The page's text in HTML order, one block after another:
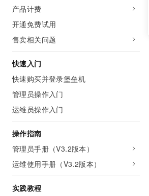
产品计费
开通免费试用
售卖相关问题
快速入门
快速购买并登录堡垒机
管理员操作入门
运维员操作入门
操作指南
管理员手册（V3.2版本）
运维使用手册（V3.2版本）
实践教程
容器
存储
网络与CDN
安全
中间件
数据库
大数据计算
媒体服务
企业服务与云通信
大数据
现代化应用
安全
网络
可观测
企业出海
政企业务